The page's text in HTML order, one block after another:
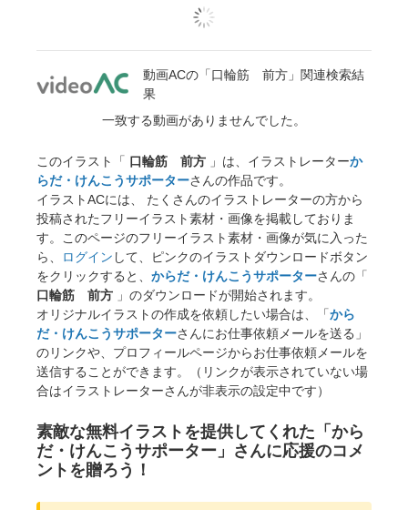
動画ACの「口輪筋 前方」関連検索結
果
一致する動画がありませんでした。
このイラスト「 口輪筋 前方 」は、イラストレーターか
らだ・けんこうサポーターさんの作品です。
イラストACには、 たくさんのイラストレーターの方から
投稿されたフリーイラスト素材・画像を掲載しておりま
す。このページのフリーイラスト素材・画像が気に入った
ら、
ログイン して、ピンクのイラストダウンロードボタン
をクリックすると、 からだ・けんこうサポーターさんの「
口輪筋 前方 」のダウンロードが開始されます。
オリジナルイラストの作成を依頼したい場合は、「から
だ・けんこうサポーターさんにお仕事依頼メールを送る」
のリンクや、プロフィールページからお仕事依頼メールを
送信することができます。（リンクが表示されていない場
合はイラストレーターさんが非表示の設定中です）
素敵な無料イラストを提供してくれた「から
だ・けんこうサポーター」さんに応援のコメ
ントを贈ろう！